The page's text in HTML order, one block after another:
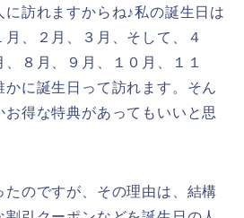
訪れますからね♪私の誕生日は
月、２月、３月、そして、４
８月、９月、１０月、１１
かに誕生日って訪れます。そん
お得な特典があってもいいと思
たのですが、その理由は、結構